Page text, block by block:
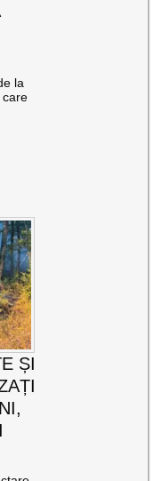
la
care
ȘI